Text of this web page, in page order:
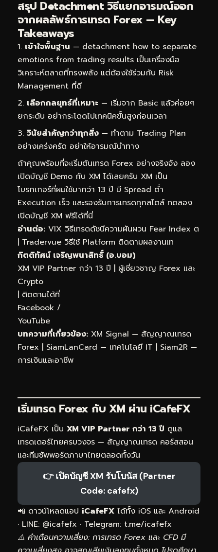
สรุป Detachment วิธีแยกอารมณ์ออก
จากผลลัพธ์การเทรด Forex — Key
Takeaways
เข้าใจพื้นฐาน — detachment how to separate
emotions from trading results เป็นเครื่องมือ
วิเคราะห์ตลาดที่ทรงพลัง แต่ต้องใช้ร่วมกับ Risk
Management ที่ดี
เลือกกลยุทธ์ที่เหมาะ — เริ่มจาก Basic แล้วค่อยๆ
ยกระดับ อย่ากระโดดไปเทคนิคขั้นสูงก่อนเวลา
วินัยสำคัญกว่าทุกสิ่ง — ทำตาม Trading Plan
อย่างเคร่งครัด อย่าให้อารมณ์นำทาง
ถ้าคุณพร้อมที่จะเริ่มต้นเทรด Forex อย่างจริงจัง ลอง
เปิดบัญชี Demo กับ XM ได้เลยครับ XM เป็น
โบรกเกอร์ที่ผมใช้มากว่า 13 ปี มี Spread ต่ำ
Execution เร็ว และรองรับการเทรดทุกสไตล์ ทดลอง
เปิดบัญชี XM ฟรีได้ที่นี่
อ่านต่อ: VIX วิธีเทรดดัชนีความผันผวน Fear Index ต
| Tradervue วิธีใช้ Platform ติดตามผลงานเท
กิตติทัศน์ เจริญพนาสิทธิ์ (อ.บอม)
XM VIP Partner กว่า 13 ปี | ผู้เชี่ยวชาญ Forex และ
Crypto
| ติดตามได้ที่
Facebook /
YouTube
บทความที่เกี่ยวข้อง: XM Signal — สัญญาณเทรด
Forex | SiamLanCard — เทคโนโลยี IT | Siam2R —
การเงินและอาชีพ
เริ่มเทรด Forex กับ XM ผ่าน iCafeFX
iCafeFX เป็น XM VIP Partner กว่า 13 ปี ดูแล
เทรดเดอร์ไทยครบวงจร — สัญญาณเทรด คอร์สสอน
และทีมซัพพอร์ตภาษาไทยตลอดทั้งวัน
👉 เปิดบัญชี XM รับโบนัส (Partner
Code: cafefx)
📲 ดาวน์โหลดแอป iCafeFX ได้ทั้ง iOS และ Android
· LINE: @icafefx · Telegram: t.me/icafefx
⚠️ คำเตือนความเสี่ยง: การเทรด Forex และ CFD มี